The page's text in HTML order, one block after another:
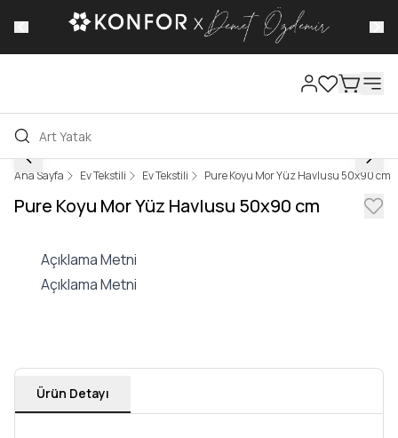
Kampanyalı Fiyatlarımızdan Faydalan,
İndirim Fırsatlarını Kaçırma!
Ana Sayfa Ev Tekstili Ev Tekstili Pure Koyu Mor Yüz Havlusu 50x90 cm
Pure Koyu Mor Yüz Havlusu 50x90 cm
Açıklama Metni
Açıklama Metni
Ürün Detayı